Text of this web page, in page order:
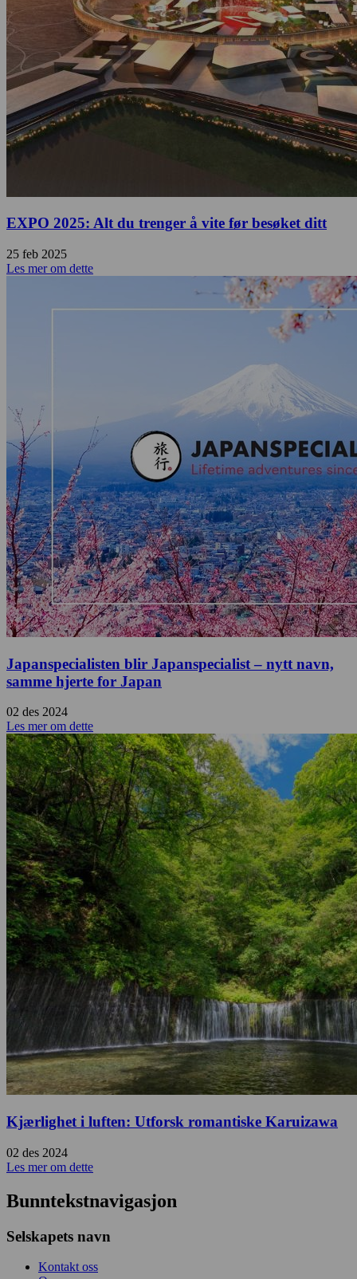
EXPO 2025: Alt du trenger å vite før besøket ditt
25 feb 2025
Les mer om dette
Japanspecialisten blir Japanspecialist – nytt navn,
samme hjerte for Japan
02 des 2024
Les mer om dette
Kjærlighet i luften: Utforsk romantiske Karuizawa
02 des 2024
Les mer om dette
Bunntekstnavigasjon
Selskapets navn
Kontakt oss